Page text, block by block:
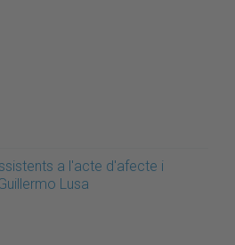
a l'acte d'afecte i
Lusa